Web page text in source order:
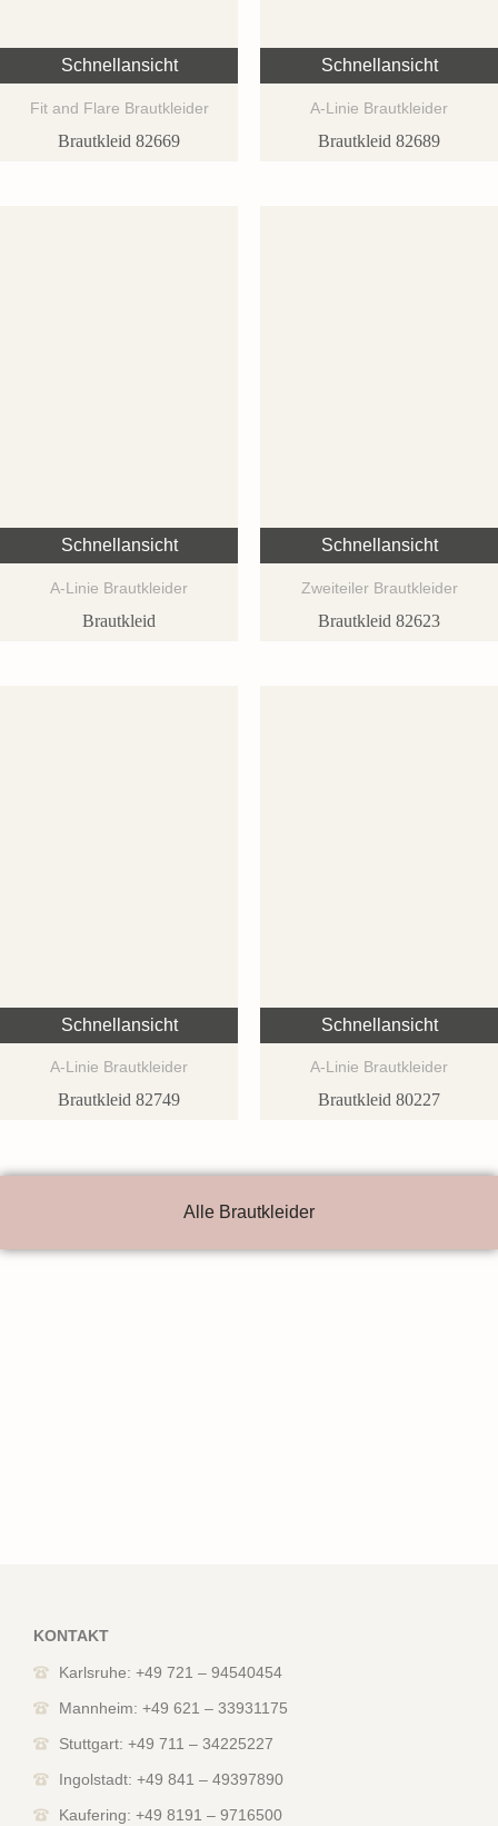
Schnellansicht
Fit and Flare Brautkleider
Brautkleid 82669
Schnellansicht
A-Linie Brautkleider
Brautkleid 82689
Schnellansicht
A-Linie Brautkleider
Brautkleid
Schnellansicht
Zweiteiler Brautkleider
Brautkleid 82623
Schnellansicht
A-Linie Brautkleider
Brautkleid 82749
Schnellansicht
A-Linie Brautkleider
Brautkleid 80227
Alle Brautkleider
KONTAKT
Karlsruhe: +49 721 – 94540454
Mannheim: +49 621 – 33931175
Stuttgart: +49 711 – 34225227
Ingolstadt: +49 841 – 49397890
Kaufering: +49 8191 – 9716500